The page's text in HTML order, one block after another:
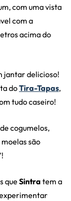
com uma vista
com a
acima do
jantar delicioso!
doTira-Tapas,
tudo caseiro!
cogumelos,
são
que Sintra tem a